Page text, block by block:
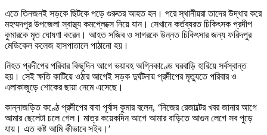
এতে তিনজনই সড়কে ছিটকে পড়ে গুরুতর আহত হন। পরে স্থানীয়রা তাদের উদ্ধার করে
মহম্মদপুর উপজেলা স্বাস্থ্য কমপ্লেক্সে নিয়ে যান। সেখানে কর্তব্যরত চিকিৎসক প্রদীপ
কুমারকে মৃত ঘোষণা করেন। আহত সজিব ও সাগরকে উন্নত চিকিৎসার জন্য ফরিদপুর
মেডিকেল কলেজ হাসপাতালে পাঠানো হয়।
নিহত প্রদীপের পরিবার কিছুদিন আগে ভয়াবহ অগ্নিকাণ্ডে ঘরবাড়ি হারিয়ে সর্বস্বান্ত
হয়। সেই ক্ষতি কাটিয়ে ওঠার আগেই সড়ক দুর্ঘটনায় প্রদীপের মৃত্যুতে পরিবার ও
এলাকাজুড়ে শোকের ছায়া নেমে এসেছে।
কান্নাজড়িত কণ্ঠে প্রদীপের বাবা পূর্বাস কুমার বলেন, ‘নিজের রেজাল্টের খবর জানার আগে
আমার ছেলেটা চলে গেল। মাত্র কয়েকদিন আগে আমার বাড়িতে আগুন লেগে সব পুড়ে
যায়। এত কষ্ট আমি কীভাবে সইব।’